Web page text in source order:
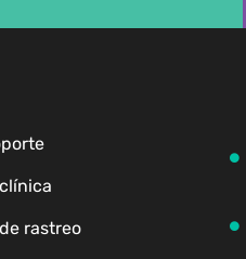
rastreo